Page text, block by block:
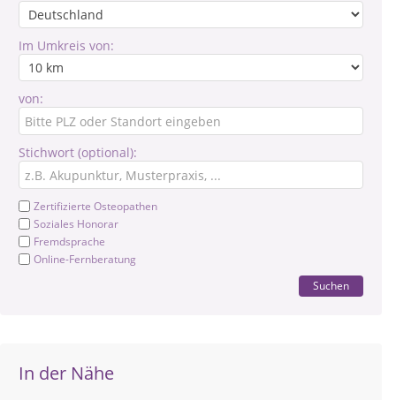
Im Umkreis von:
von:
Stichwort (optional):
Zertifizierte Osteopathen
Soziales Honorar
Fremdsprache
Online-Fernberatung
Suchen
In der Nähe